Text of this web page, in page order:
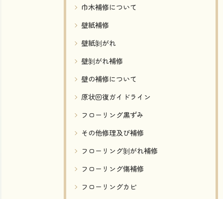
巾木補修について
壁紙補修
壁紙剝がれ
壁剝がれ補修
壁の補修について
原状回復ガイドライン
フローリング黒ずみ
その他修理及び補修
フローリング剝がれ補修
フローリング傷補修
フローリングカビ